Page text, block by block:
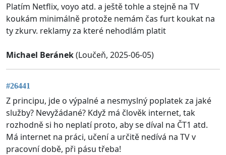
Platím Netflix, voyo atd. a ještě tohle a stejně na TV
koukám minimálně protože nemám čas furt koukat na
ty zkurv. reklamy za které nehodlám platit
Michael Beránek(Loučeň, 2025-06-05)
#26441
Z principu, jde o výpalné a nesmyslný poplatek za jaké
služby? Nevyžádané? Když má člověk internet, tak
rozhodně si ho neplatí proto, aby se díval na ČT1 atd.
Má internet na práci, učení a určitě nedívá na TV v
pracovní době, při pásu třeba!